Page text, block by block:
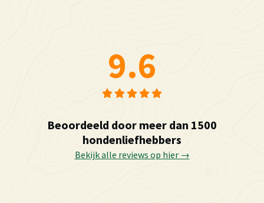
9.6
Beoordeeld door meer dan 1500
hondenliefhebbers
Bekijk alle reviews op hier →